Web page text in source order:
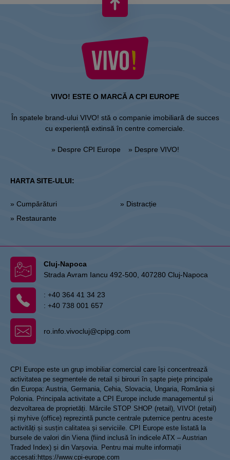
VIVO! ESTE O MARCĂ A CPI EUROPE
În spatele brand-ului VIVO! stă o companie imobiliară de succes
cu experiență extinsă în centre comerciale.
» Despre CPI Europe » Despre VIVO!
HARTA SITE-ULUI:
» Cumpărături
» Restaurante
» Distracție
Cluj-Napoca
Strada Avram Iancu 492-500, 407280 Cluj-Napoca
: +40 364 41 34 23
: +40 738 001 657
ro.info.vivocluj@cpipg.com
CPI Europe este un grup imobiliar comercial care își concentrează
activitatea pe segmentele de retail și birouri în șapte pieţe principale
din Europa: Austria, Germania, Cehia, Slovacia, Ungaria, România și
Polonia. Principala activitate a CPI Europe include managementul și
dezvoltarea de proprietăți. Mărcile STOP SHOP (retail), VIVO! (retail)
și myhive (office) reprezintă puncte centrale puternice pentru aceste
activități și susțin calitatea și serviciile. CPI Europe este listată la
bursele de valori din Viena (fiind inclusă în indicele ATX – Austrian
Traded Index) și din Varșovia. Pentru mai multe informații
accesați: https://www.cpi-europe.com